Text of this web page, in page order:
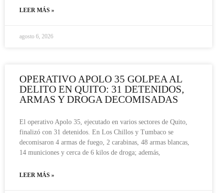
LEER MÁS »
agosto 6, 2026
OPERATIVO APOLO 35 GOLPEA AL
DELITO EN QUITO: 31 DETENIDOS,
ARMAS Y DROGA DECOMISADAS
El operativo Apolo 35, ejecutado en varios sectores de Quito,
finalizó con 31 detenidos. En Los Chillos y Tumbaco se
decomisaron 4 armas de fuego, 2 carabinas, 48 armas blancas,
14 municiones y cerca de 6 kilos de droga; además,
LEER MÁS »